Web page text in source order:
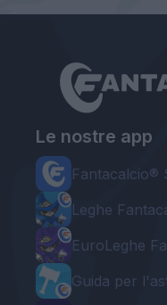
Le nostre app
Fantacalcio®
Leghe
EuroLeghe
Guida per